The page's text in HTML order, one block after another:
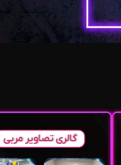
گالری تصاویر مربی